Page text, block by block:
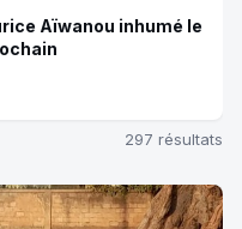
Aïwanou inhumé le
297 résultats